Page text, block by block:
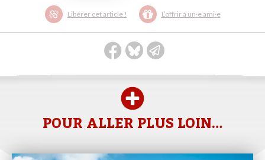
Libérer cet article ! L’offrir à un·e ami·e
POUR ALLER PLUS LOIN…